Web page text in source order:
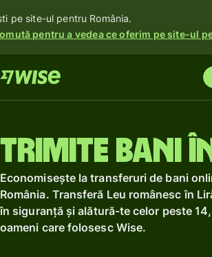
pe site-ul pentru România.
pentru a vedea ce oferim pe site-ul
Trimite bani
Economisește la transferuri de bani
România. Transferă Leu românesc în
în siguranță și alătură-te celor peste
oameni care folosesc Wise.